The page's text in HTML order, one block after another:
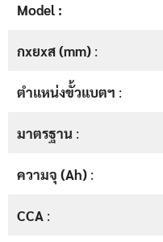
Model :
กxยxส (mm) :
ตำแหน่งขั้วแบตฯ :
มาตรฐาน :
ความจุ (Ah) :
CCA :